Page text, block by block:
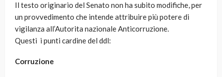
Il testo originario del Senato non ha subito modifiche, per
un provvedimento che intende attribuire più potere di
vigilanza all’Autorita nazionale Anticorruzione.
Questi i punti cardine del ddl:
Corruzione